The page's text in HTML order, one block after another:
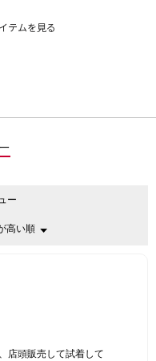
ー
高い順 ▼
メ
店頭販売して試着して